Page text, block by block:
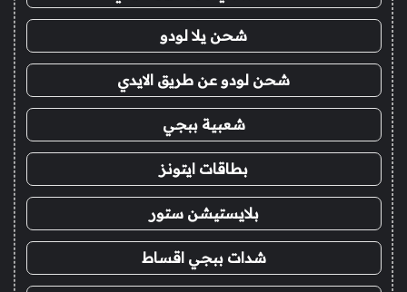
شحن يلا لودو
شحن لودو عن طريق الايدي
شعبية ببجي
بطاقات ايتونز
بلايستيشن ستور
شدات ببجي اقساط